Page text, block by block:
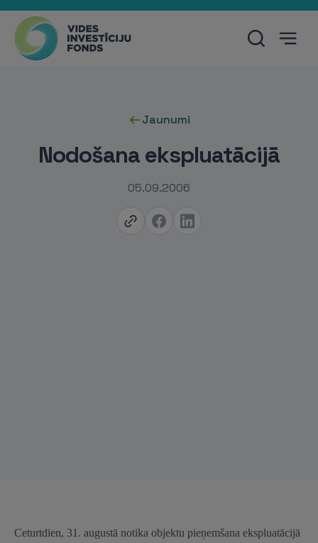
Jaunumi
Nodošana ekspluatācijā
05.09.2006
Ceturtdien, 31. augustā notika objektu pieņemšana ekspluatācijā